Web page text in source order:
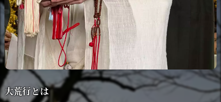
大荒行とは